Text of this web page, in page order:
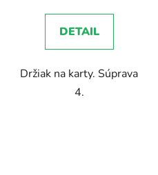
DETAIL
Držiak na karty. Súprava
4.